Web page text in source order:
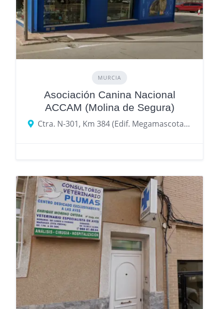
MURCIA
Asociación Canina Nacional
ACCAM (Molina de Segura)
Ctra. N-301, Km 384 (Edif. Megamascotas), 30500 Molina de Segura